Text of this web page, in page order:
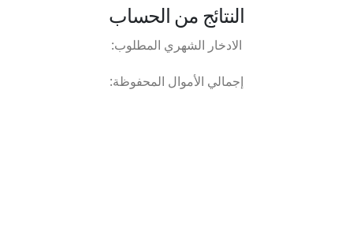
النتائج من الحساب
الادخار الشهري المطلوب:
إجمالي الأموال المحفوظة: